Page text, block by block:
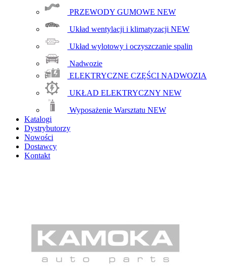
PRZEWODY GUMOWE NEW
Układ wentylacji i klimatyzacji NEW
Układ wylotowy i oczyszczanie spalin
Nadwozie
ELEKTRYCZNE CZĘŚCI NADWOZIA
UKŁAD ELEKTRYCZNY NEW
Wyposażenie Warsztatu NEW
Katalogi
Dystrybutorzy
Nowości
Dostawcy
Kontakt